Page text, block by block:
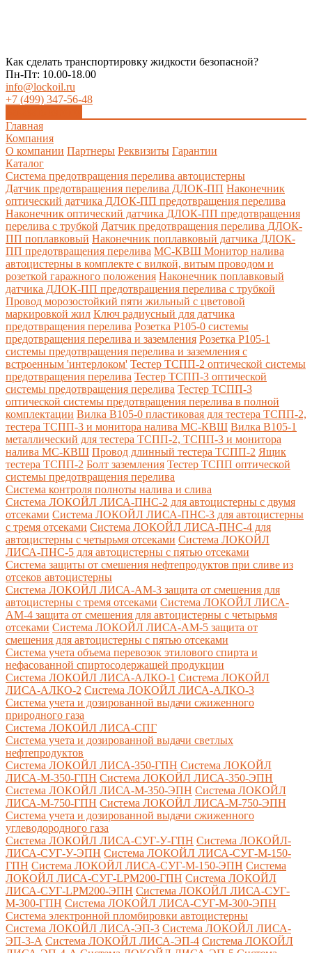
Как сделать транспортировку жидкости безопасной?
Пн-Пт: 10.00-18.00
info@lockoil.ru
+7 (499) 347-56-48
Главная
Компания
О компании Партнеры Реквизиты Гарантии
Каталог
Система предотвращения перелива автоцистерны
Датчик предотвращения перелива ДЛОК-ПП Наконечник
оптический датчика ДЛОК-ПП предотвращения перелива
Наконечник оптический датчика ДЛОК-ПП предотвращения
перелива с трубкой Датчик предотвращения перелива ДЛОК-
ПП поплавковый Наконечник поплавковый датчика ДЛОК-
ПП предотвращения перелива МС-КВШ Монитор налива
автоцистерны в комплекте с вилкой, витым проводом и
розеткой гаражного положения Наконечник поплавковый
датчика ДЛОК-ПП предотвращения перелива с трубкой
Провод морозостойкий пяти жильный с цветовой
маркировкой жил Ключ радиусный для датчика
предотвращения перелива Розетка Р105-0 системы
предотвращения перелива и заземления Розетка Р105-1
системы предотвращения перелива и заземления с
встроенным 'интерлоком' Тестер ТСПП-2 оптической системы
предотвращения перелива Тестер ТСПП-3 оптической
системы предотвращения перелива Тестер ТСПП-3
оптической системы предотвращения перелива в полной
комплектации Вилка В105-0 пластиковая для тестера ТСПП-2,
тестера ТСПП-3 и монитора налива МС-КВШ Вилка В105-1
металлический для тестера ТСПП-2, ТСПП-3 и монитора
налива МС-КВШ Провод длинный тестера ТСПП-2 Ящик
тестера ТСПП-2 Болт заземления Тестер ТСПП оптической
системы предотвращения перелива
Cистема контроля полноты налива и слива
Система ЛОКОЙЛ ЛИСА-ПНС-2 для автоцистерны с двумя
отсеками Система ЛОКОЙЛ ЛИСА-ПНС-3 для автоцистерны
с тремя отсеками Система ЛОКОЙЛ ЛИСА-ПНС-4 для
автоцистерны с четырьмя отсеками Система ЛОКОЙЛ
ЛИСА-ПНС-5 для автоцистерны с пятью отсеками
Система защиты от смешения нефтепродуктов при сливе из
отсеков автоцистерны
Система ЛОКОЙЛ ЛИСА-AM-3 защита от смешения для
автоцистерны с тремя отсеками Система ЛОКОЙЛ ЛИСА-
AM-4 защита от смешения для автоцистерны с четырьмя
отсеками Система ЛОКОЙЛ ЛИСА-AM-5 защита от
смешения для автоцистерны с пятью отсеками
Система учета объема перевозок этилового спирта и
нефасованной спиртосодержащей продукции
Система ЛОКОЙЛ ЛИСА-AЛКО-1 Система ЛОКОЙЛ
ЛИСА-АЛКО-2 Система ЛОКОЙЛ ЛИСА-АЛКО-3
Система учета и дозированной выдачи сжиженного
природного газа
Система ЛОКОЙЛ ЛИСА-СПГ
Система учета и дозированной выдачи светлых
нефтепродуктов
Система ЛОКОЙЛ ЛИСА-350-ГПН Система ЛОКОЙЛ
ЛИСА-М-350-ГПН Система ЛОКОЙЛ ЛИСА-350-ЭПН
Система ЛОКОЙЛ ЛИСА-М-350-ЭПН Система ЛОКОЙЛ
ЛИСА-М-750-ГПН Система ЛОКОЙЛ ЛИСА-М-750-ЭПН
Система учета и дозированной выдачи сжиженного
углеводородного газа
Система ЛОКОЙЛ ЛИСА-СУГ-У-ГПН Система ЛОКОЙЛ-
ЛИСА-СУГ-У-ЭПН Система ЛОКОЙЛ ЛИСА-СУГ-М-150-
ГПН Система ЛОКОЙЛ ЛИСА-СУГ-М-150-ЭПН Система
ЛОКОЙЛ ЛИСА-СУГ-LPM200-ГПН Система ЛОКОЙЛ
ЛИСА-СУГ-LPM200-ЭПН Система ЛОКОЙЛ ЛИСА-СУГ-
М-300-ГПН Система ЛОКОЙЛ ЛИСА-СУГ-М-300-ЭПН
Система электронной пломбировки автоцистерны
Система ЛОКОЙЛ ЛИСА-ЭП-3 Система ЛОКОЙЛ ЛИСА-
ЭП-3-А Система ЛОКОЙЛ ЛИСА-ЭП-4 Система ЛОКОЙЛ